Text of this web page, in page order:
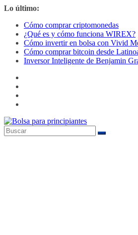
Saltar
contenido
Lo último:
Cómo comprar criptomonedas
¿Qué es y cómo funciona WIREX?
Cómo invertir en bolsa con Vivid
Cómo comprar bitcoin desde
Inversor Inteligente de Benjamin